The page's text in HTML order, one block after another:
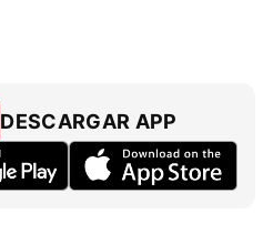
DESCARGAR APP